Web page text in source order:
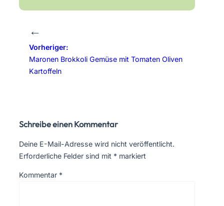
←
Vorheriger:
Maronen Brokkoli Gemüse mit Tomaten Oliven
Kartoffeln
Schreibe einen Kommentar
Deine E-Mail-Adresse wird nicht veröffentlicht.
Erforderliche Felder sind mit * markiert
Kommentar *